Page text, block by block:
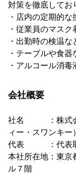
対策を徹底してお
・店内の定期的な
・従業員のマス
・出勤時の検温
・テーブルや食
・アルコール消毒
会社概要
社名 ：株式会
ィー・スワンキー）
代表 ：代表取
本社所在地：東京
ル７階